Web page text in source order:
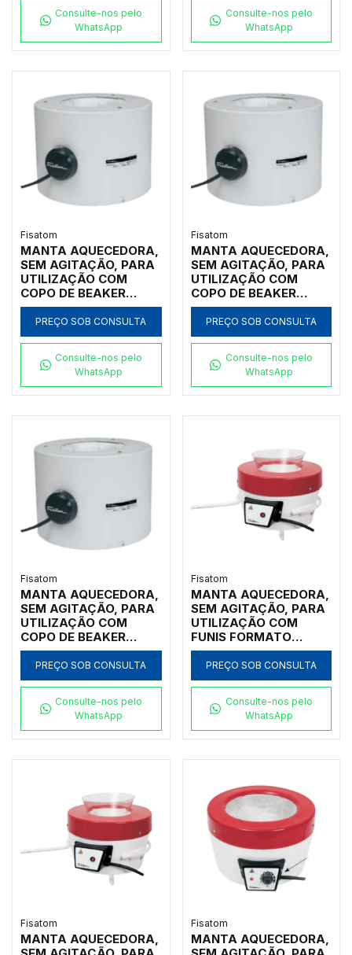
POTÊNCIA ATÉ 300ºC,
CLASSE 300, 110V -
MODELO 002071
Consulte-nos pelo
WhatsApp
POTÊNCIA ATÉ 300ºC,
CLASSE 300, 110V -
MODELO 001071
Consulte-nos pelo
WhatsApp
Fisatom
MANTA AQUECEDORA,
SEM AGITAÇÃO, PARA
UTILIZAÇÃO COM
COPO DE BEAKER
FORMA BAIXA DE
600ML, COM
REGULADOR
POTÊNCIA ATÉ 300ºC,
CLASSE 300, 110V -
MODELO 000671
PREÇO SOB CONSULTA
Consulte-nos pelo
WhatsApp
Fisatom
MANTA AQUECEDORA,
SEM AGITAÇÃO, PARA
UTILIZAÇÃO COM
COPO DE BEAKER
FORMA BAIXA DE
400ML, COM
REGULADOR
POTÊNCIA ATÉ 300ºC,
CLASSE 300, 110V -
MODELO 000471
PREÇO SOB CONSULTA
Consulte-nos pelo
WhatsApp
Fisatom
MANTA AQUECEDORA,
SEM AGITAÇÃO, PARA
UTILIZAÇÃO COM
COPO DE BEAKER
FORMA BAIXA DE
250ML, COM
REGULADOR
POTÊNCIA ATÉ 300ºC,
CLASSE 300, 110V -
MODELO 000271
PREÇO SOB CONSULTA
Consulte-nos pelo
WhatsApp
Fisatom
MANTA AQUECEDORA,
SEM AGITAÇÃO, PARA
UTILIZAÇÃO COM
FUNIS FORMATO
ANALÍTICO, ÂNGULO
DE 60º, COM
DIÂMETRO SUPERIOR
20CM, COM
REGULADOR DE
POTÊNCIA ANALÓGICO
300, 110V - MODELO
PREÇO SOB CONSULTA
Consulte-nos pelo
WhatsApp
Fisatom
MANTA AQUECEDORA,
Fisatom
MANTA AQUECEDORA,